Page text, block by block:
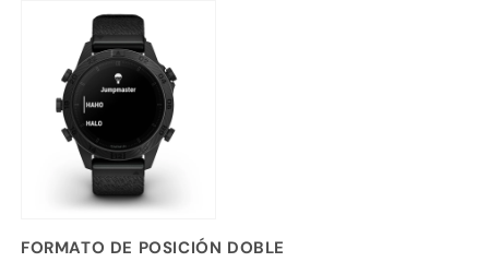
FORMATO DE POSICIÓN DOBLE